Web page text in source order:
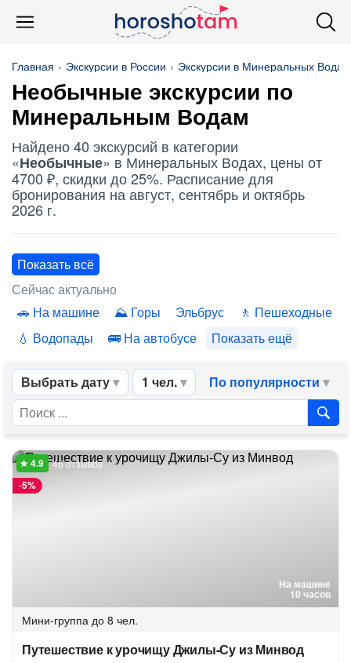
Главная Экскурсии в России Экскурсии в Минеральных Водах
Необычные экскурсии по
Минеральным Водам
Найдено 40 экскурсий в категории
«Необычные» в Минеральных Водах, цены от
4700 ₽, скидки до 25%. Расписание для
бронирования на август, сентябрь и октябрь
2026 г.
Показать всё
Сейчас актуально
На машине
Горы Эльбрус
Пешеходные
Водопады
На автобусе Показать ещё
Выбрать дату 1 чел. По популярности
На машине
10 часов
-5%
46 отзывов
Мини-группа до 8 чел.
Путешествие к урочищу Джилы-Су из Минвод